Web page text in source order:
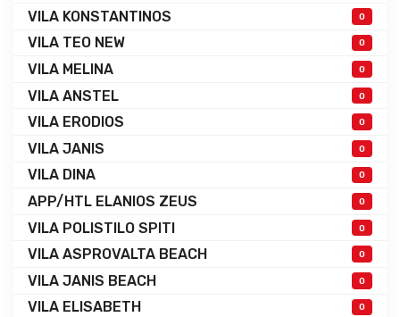
VILA KONSTANTINOS 0
VILA TEO NEW 0
VILA MELINA 0
VILA ANSTEL 0
VILA ERODIOS 0
VILA JANIS 0
VILA DINA 0
APP/HTL ELANIOS ZEUS 0
VILA POLISTILO SPITI 0
VILA ASPROVALTA BEACH 0
VILA JANIS BEACH 0
VILA ELISABETH 0